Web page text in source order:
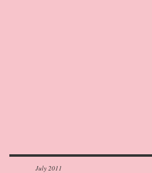
July 2011